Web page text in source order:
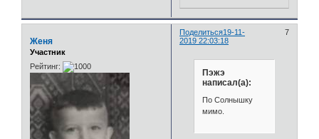
Поделиться 7
19-11-
2019 22:03:18
Женя
Участник
Рейтинг:
Пэжэ
написал(а):
По Солнышку
мимо.